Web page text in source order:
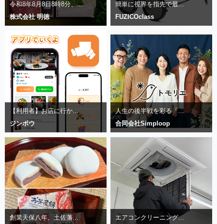
令和8年8月8日8時8分、...
株式会社 明徳
簡単に視界を指先で最...
FUZICOclass
【利用者】お店に行か...
ジンボウ
人生の後半戦を彩る「...
合同会社Simploop
創業天保八年。土佐藩...
エアコンクリーニング...